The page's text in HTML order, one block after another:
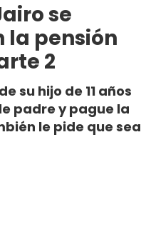
se
la pensión
2
su hijo de 11 años
padre y pague la
le pide que sea